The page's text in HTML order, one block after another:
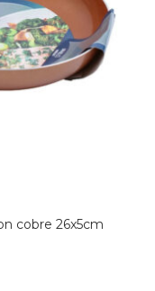
cobre 26x5cm